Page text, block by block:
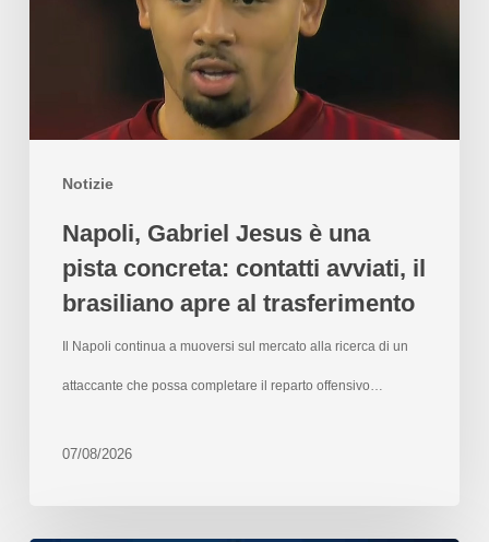
Notizie
Napoli, Gabriel Jesus è una
pista concreta: contatti avviati, il
brasiliano apre al trasferimento
Il Napoli continua a muoversi sul mercato alla ricerca di un
attaccante che possa completare il reparto offensivo…
07/08/2026